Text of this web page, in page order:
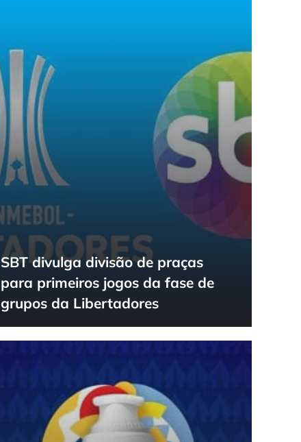
SBT divulga divisão de praças
para primeiros jogos da fase de
grupos da Libertadores